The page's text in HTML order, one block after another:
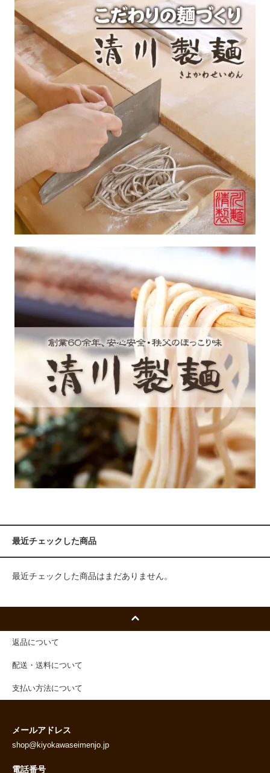
最近チェックした商品
最近チェックした商品はまだありません。
返品について
配送・送料について
支払い方法について
メールアドレス
shop@kiyokawaseimenjo.jp
電話番号